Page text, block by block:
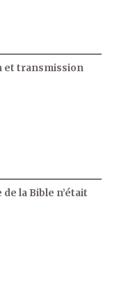
et transmission
la Bible n’était